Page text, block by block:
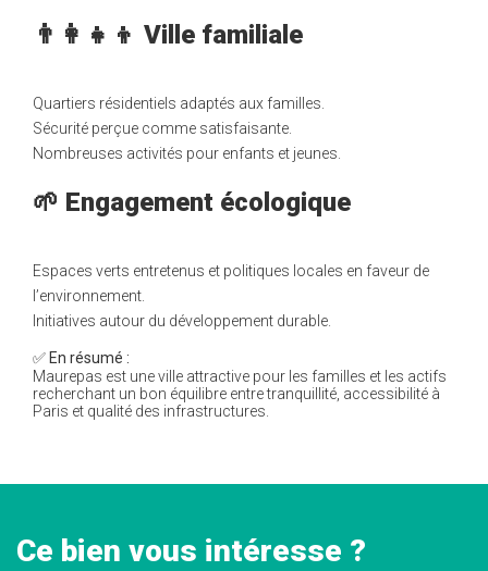
👨‍👩‍👧‍👦 Ville familiale
Quartiers résidentiels adaptés aux familles.
Sécurité perçue comme satisfaisante.
Nombreuses activités pour enfants et jeunes.
🌱 Engagement écologique
Espaces verts entretenus et politiques locales en faveur de
l’environnement.
Initiatives autour du développement durable.
✅ En résumé :
Maurepas est une ville attractive pour les familles et les actifs
recherchant un bon équilibre entre tranquillité, accessibilité à
Paris et qualité des infrastructures.
Ce bien vous intéresse ?